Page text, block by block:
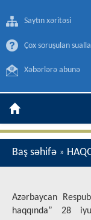
Saytın xəritəsi
Çox soruşulan
Xəbərlərə abunə
Baş səhifə »
Azərbaycan
haqqında” 28